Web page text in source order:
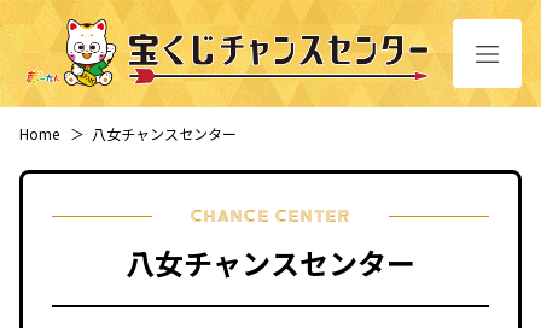
Home ＞ 八女チャンスセンター
CHANCE CENTER
八女チャンスセンター